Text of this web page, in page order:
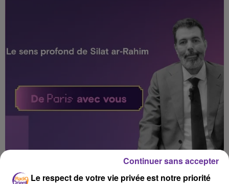
Le respect de votre vie privée est notre priorité
Continuer sans accepter